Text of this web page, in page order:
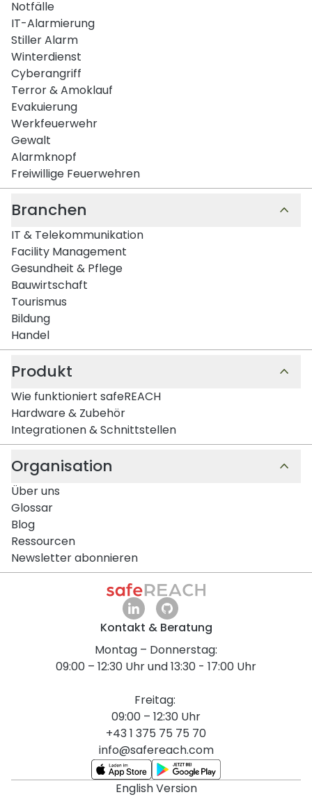
Notfälle
IT-Alarmierung
Stiller Alarm
Winterdienst
Cyberangriff
Terror & Amoklauf
Evakuierung
Werkfeuerwehr
Gewalt
Alarmknopf
Freiwillige Feuerwehren
Branchen
IT & Telekommunikation
Facility Management
Gesundheit & Pflege
Bauwirtschaft
Tourismus
Bildung
Handel
Produkt
Wie funktioniert safeREACH
Hardware & Zubehör
Integrationen & Schnittstellen
Organisation
Über uns
Glossar
Blog
Ressourcen
Newsletter abonnieren
Kontakt & Beratung
Montag – Donnerstag:
09:00 – 12:30 Uhr und 13:30 - 17:00 Uhr
Freitag:
09:00 – 12:30 Uhr
+43 1 375 75 75 70
info@safereach.com
English Version